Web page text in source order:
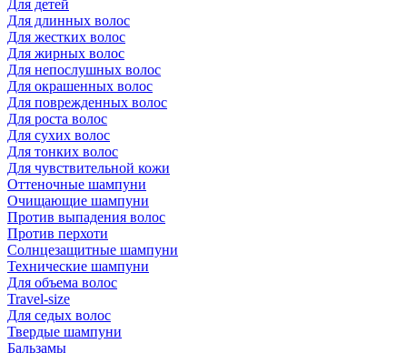
Для детей
Для длинных волос
Для жестких волос
Для жирных волос
Для непослушных волос
Для окрашенных волос
Для поврежденных волос
Для роста волос
Для сухих волос
Для тонких волос
Для чувствительной кожи
Оттеночные шампуни
Очищающие шампуни
Против выпадения волос
Против перхоти
Солнцезащитные шампуни
Технические шампуни
Для объема волос
Travel-size
Для седых волос
Твердые шампуни
Бальзамы